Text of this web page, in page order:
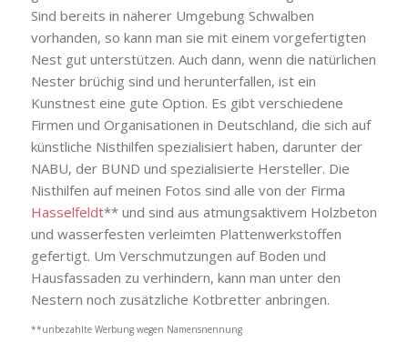
Sind bereits in näherer Umgebung Schwalben
vorhanden, so kann man sie mit einem vorgefertigten
Nest gut unterstützen. Auch dann, wenn die natürlichen
Nester brüchig sind und herunterfallen, ist ein
Kunstnest eine gute Option. Es gibt verschiedene
Firmen und Organisationen in Deutschland, die sich auf
künstliche Nisthilfen spezialisiert haben, darunter der
NABU, der BUND und spezialisierte Hersteller. Die
Nisthilfen auf meinen Fotos sind alle von der Firma
Hasselfeldt** und sind aus atmungsaktivem Holzbeton
und wasserfesten verleimten Plattenwerkstoffen
gefertigt. Um Verschmutzungen auf Boden und
Hausfassaden zu verhindern, kann man unter den
Nestern noch zusätzliche Kotbretter anbringen.
**unbezahlte Werbung wegen Namensnennung